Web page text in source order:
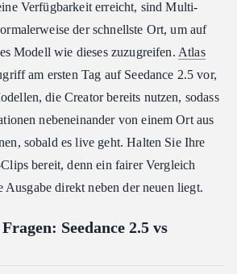
Verfügbarkeit erreicht, sind Multi-
der schnellste Ort, um auf
Modell wie dieses zuzugreifen. Atlas
am ersten Tag auf Seedance 2.5 vor,
die Creator bereits nutzen, sodass
nebeneinander von einem Ort aus
sobald es live geht. Halten Sie Ihre
bereit, denn ein fairer Vergleich
Ausgabe direkt neben der neuen liegt.
Seedance 2.5 vs